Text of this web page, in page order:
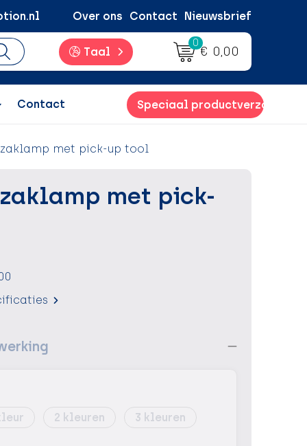
Over ons Contact Nieuwsbrief
Taal
0
€ 0,00
Contact Speciaal productverzoek
met pick-up tool
met pick-
2
3